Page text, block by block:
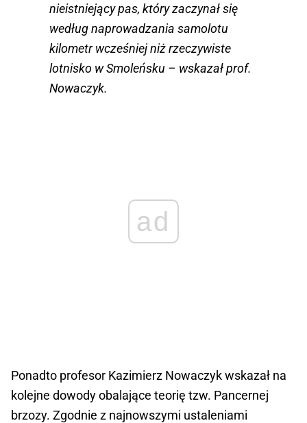
nieistniejący pas, który zaczynał się
według naprowadzania samolotu
kilometr wcześniej niż rzeczywiste
lotnisko w Smoleńsku – wskazał prof.
Nowaczyk.
ad
Ponadto profesor Kazimierz Nowaczyk wskazał na
kolejne dowody obalające teorię tzw. Pancernej
brzozy. Zgodnie z najnowszymi ustaleniami